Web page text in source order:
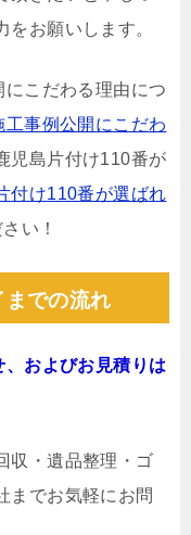
お願いします。
こだわる理由につ
事例公開にこだわ
児島片付け110番が
付け110番が選ばれ
い！
までの流れ
、およびお見積りは
収・遺品整理・ゴ
までお気軽にお問